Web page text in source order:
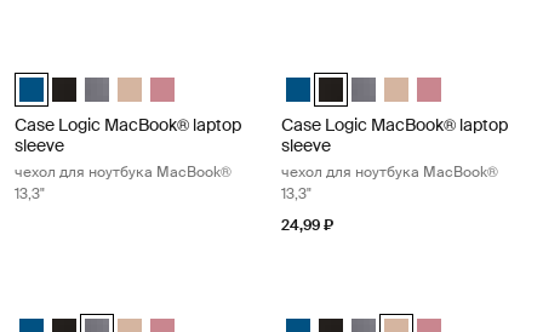
Case Logic 13.3" Laptop and MacBook Sleeve Dark Teal (selected)
Case Logic 13.3" Laptop and MacBook Sleeve Чёрный
Case Logic 13.3" Laptop and MacBook Sleeve Графит
Case Logic 13.3" Laptop and MacBook Sleeve
Case Logic 13.3" Laptop and MacBook Sleeve
Case Logic MacBook® laptop
sleeve
чехол для ноутбука MacBook®
13,3"
Case Logic 13.3" Laptop and
Case Logic 13.3" Laptop
Case Logic 13.3"
Case Logic 13.3"
Case Logic
Case Logic MacBook® laptop
sleeve
чехол для ноутбука MacBook®
13,3"
24,99 ₽
Case Logic 13.3" Laptop and MacBook Sleeve Dark Teal
Case Logic 13.3" Laptop and MacBook Sleeve Чёрный
Case Logic 13.3" Laptop and MacBook Sleeve Графит
Case Logic 13.3" Laptop and MacBook Sleeve
Case Logic 13.3" Laptop and MacBook Sleeve
Case Logic 13.3" Laptop and
Case Logic 13.3" Laptop
Case Logic 13.3"
Case Logic 13.3"
Case Logic